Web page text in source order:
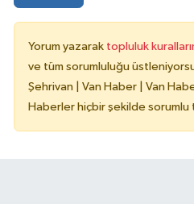
Yorum yazarak topluluk
ve tüm sorumluluğu
Şehrivan | Van Haber | Van
Haberler hiçbir şekilde sorumlu